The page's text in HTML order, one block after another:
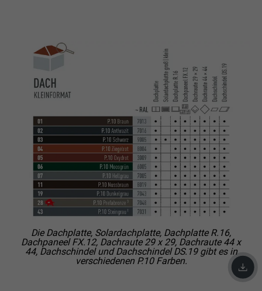
Die Dachplatte, Solardachplatte, Dachplatte R.16,
Dachpaneel FX.12, Dachraute 29 x 29, Dachraute 44 x
44, Dachschindel und Dachschindel DS.19 gibt es in
verschiedenen P.10 Farben.